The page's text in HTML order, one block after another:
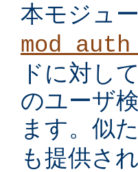
本モジュ
ドに対し
のユーザ
ます。似
も提供さ